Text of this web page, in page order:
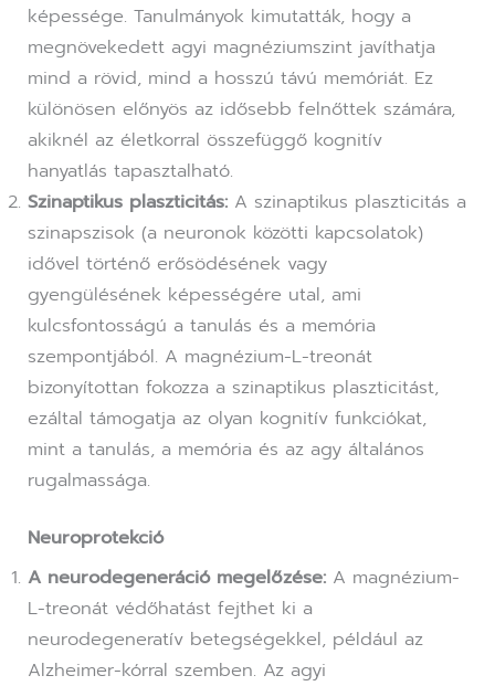
képessége. Tanulmányok kimutatták, hogy a
megnövekedett agyi magnéziumszint javíthatja
mind a rövid, mind a hosszú távú memóriát. Ez
különösen előnyös az idősebb felnőttek számára,
akiknél az életkorral összefüggő kognitív
hanyatlás tapasztalható.
Szinaptikus plaszticitás: A szinaptikus plaszticitás a
szinapszisok (a neuronok közötti kapcsolatok)
idővel történő erősödésének vagy
gyengülésének képességére utal, ami
kulcsfontosságú a tanulás és a memória
szempontjából. A magnézium-L-treonát
bizonyítottan fokozza a szinaptikus plaszticitást,
ezáltal támogatja az olyan kognitív funkciókat,
mint a tanulás, a memória és az agy általános
rugalmassága.
Neuroprotekció
A neurodegeneráció megelőzése: A magnézium-
L-treonát védőhatást fejthet ki a
neurodegeneratív betegségekkel, például az
Alzheimer-kórral szemben. Az agyi